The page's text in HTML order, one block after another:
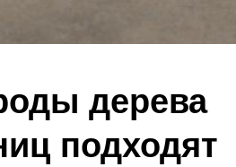
дерева
подходят